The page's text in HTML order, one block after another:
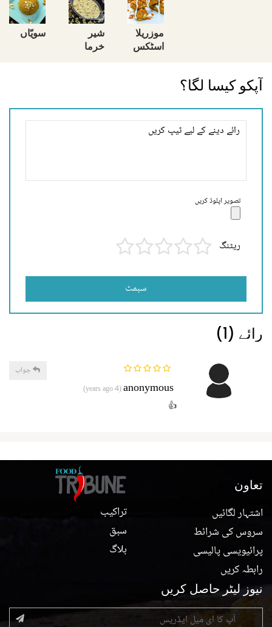
سویّاں
شير
خرما‬‎
موزریلا
اسٹکس
آپکو کیسا لگا؟
تصویر اپلوڈ کریں
ریٹنگ
سبمٹ
رائے (1)
anonymous
(4 years ago)
👍
جواب
تراکیب
سبق
بلاگ
تعاون
اشتہار لگائیں
سروس کی شرائط
پرائیویسی پالیسی
رابطہ کریں
نیوز لیٹر حاصل کریں